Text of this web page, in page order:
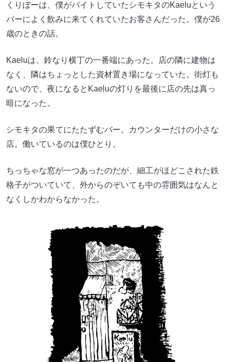
くりぼーは、僕がバイトしていたシモキタのKaeluという
バーによく飲みに来てくれていたお客さんだった。僕が26
歳のときの話。
Kaeluは、鈴なり横丁の一番端にあった。店の隣に建物は
なく、隣はちょっとした資材置き場になっていた。街灯も
ないので、夜になるとKaeluの灯りを最後に店の先は真っ
暗になった。
シモキタの果てにたたずむバー。カウンターだけの小さな
店。働いているのは僕ひとり。
ちっちゃな窓が一つあったのだが、細工がほどこされた鉄
格子がついていて、外からのぞいても中の雰囲気はなんと
なくしかわからなかった。